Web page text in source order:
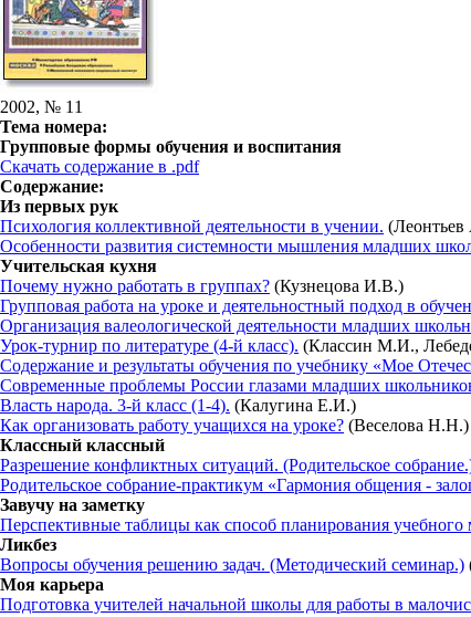
2002, № 11
Тема номера:
Групповые формы обучения и воспитания
Скачать содержание в .pdf
Содержание:
Из первых рук
Психология коллективной деятельности в учении.
Особенности развития системности мышления младших
Учительская кухня
Почему нужно работать в группах? (Кузнецова И.В.)
Групповая работа на уроке и деятельностный подход в
Организация валеологической деятельности младших
Урок-турнир по литературе (4-й класс). (Классин М.И.,
Содержание и результаты обучения по учебнику «Мое
Современные проблемы России глазами младших
Власть народа. 3-й класс (1-4). (Калугина Е.И.)
Как организовать работу учащихся на уроке? (Веселова Н.Н.)
Классный классный
Разрешение конфликтных ситуаций. (Родительское
Родительское собрание-практикум «Гармония общения -
Завучу на заметку
Перспективные таблицы как способ планирования учебного
Ликбез
Вопросы обучения решению задач. (Методический семинар.)
Моя карьера
Подготовка учителей начальной школы для работы в